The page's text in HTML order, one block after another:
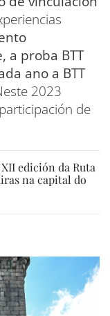
a proba BTT
ano a BTT
2023
de
edición da Ruta
na capital do